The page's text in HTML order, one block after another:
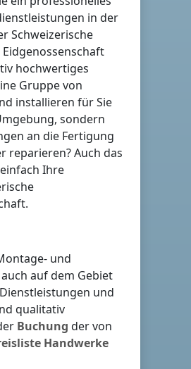
in der
Schweizerische
hochwertiges
Gruppe von
installieren für Sie
sondern
an die Fertigung
reparieren? Auch das
Ihre
.
und
auf dem Gebiet
und
qualitativ
Buchung der von
Handwerke